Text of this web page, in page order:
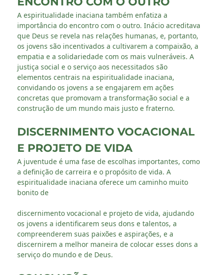
A espiritualidade inaciana também enfatiza a
importância do encontro com o outro. Inácio acreditava
que Deus se revela nas relações humanas, e, portanto,
os jovens são incentivados a cultivarem a compaixão, a
empatia e a solidariedade com os mais vulneráveis. A
justiça social e o serviço aos necessitados são
elementos centrais na espiritualidade inaciana,
convidando os jovens a se engajarem em ações
concretas que promovam a transformação social e a
construção de um mundo mais justo e fraterno.
DISCERNIMENTO VOCACIONAL
E PROJETO DE VIDA
A juventude é uma fase de escolhas importantes, como
a definição de carreira e o propósito de vida. A
espiritualidade inaciana oferece um caminho muito
bonito de
discernimento vocacional e projeto de vida, ajudando
os jovens a identificarem seus dons e talentos, a
compreenderem suas paixões e aspirações, e a
discernirem a melhor maneira de colocar esses dons a
serviço do mundo e de Deus.